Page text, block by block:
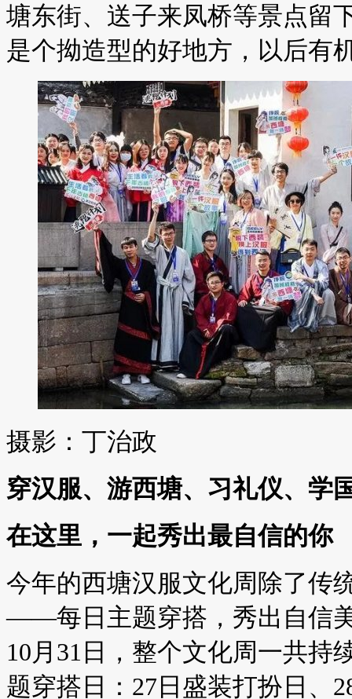
塘东街、送子来凤桥等景点留
是个拗造型的好地方，以后有
摄影：丁治政
穿汉服、游西塘、习礼仪、学
在这里，一起秀出最自信的你
今年的西塘汉服文化周除了传
——每日主题穿搭，秀出自信
10月31日，整个文化周一共持
题穿搭日：27日盛装打扮日、